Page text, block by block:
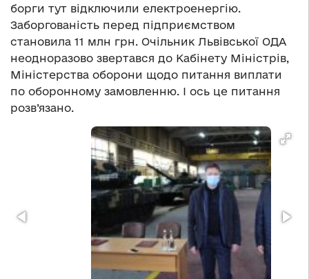
борги тут відключили електроенергію.
Заборгованість перед підприємством
становила 11 млн грн. Очільник Львівської ОДА
неодноразово звертався до Кабінету Міністрів,
Міністерства оборони щодо питання виплати
по оборонному замовленню. І ось це питання
розв’язано.